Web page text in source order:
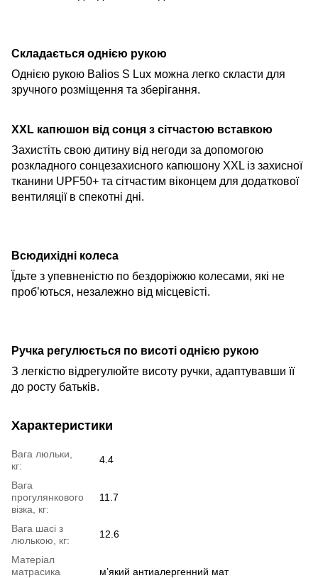
Складається однією рукою
Однією рукою Balios S Lux можна легко скласти для
зручного розміщення та зберігання.
XXL капюшон від сонця з сітчастою вставкою
Захистіть свою дитину від негоди за допомогою
розкладного сонцезахисного капюшону XXL із захисної
тканини UPF50+ та сітчастим віконцем для додаткової
вентиляції в спекотні дні.
Всюдихідні колеса
Їдьте з упевненістю по бездоріжжю колесами, які не
проб’ються, незалежно від місцевісті.
Ручка регулюється по висоті однією рукою
З легкістю відрегулюйте висоту ручки, адаптувавши її
до росту батьків.
Характеристики
Вага люльки,
кг:
4.4
Вага
прогулянкового
візка, кг:
11.7
Вага шасі з
люлькою, кг:
12.6
Матеріал
матрасика
м’який антиалергенний мат